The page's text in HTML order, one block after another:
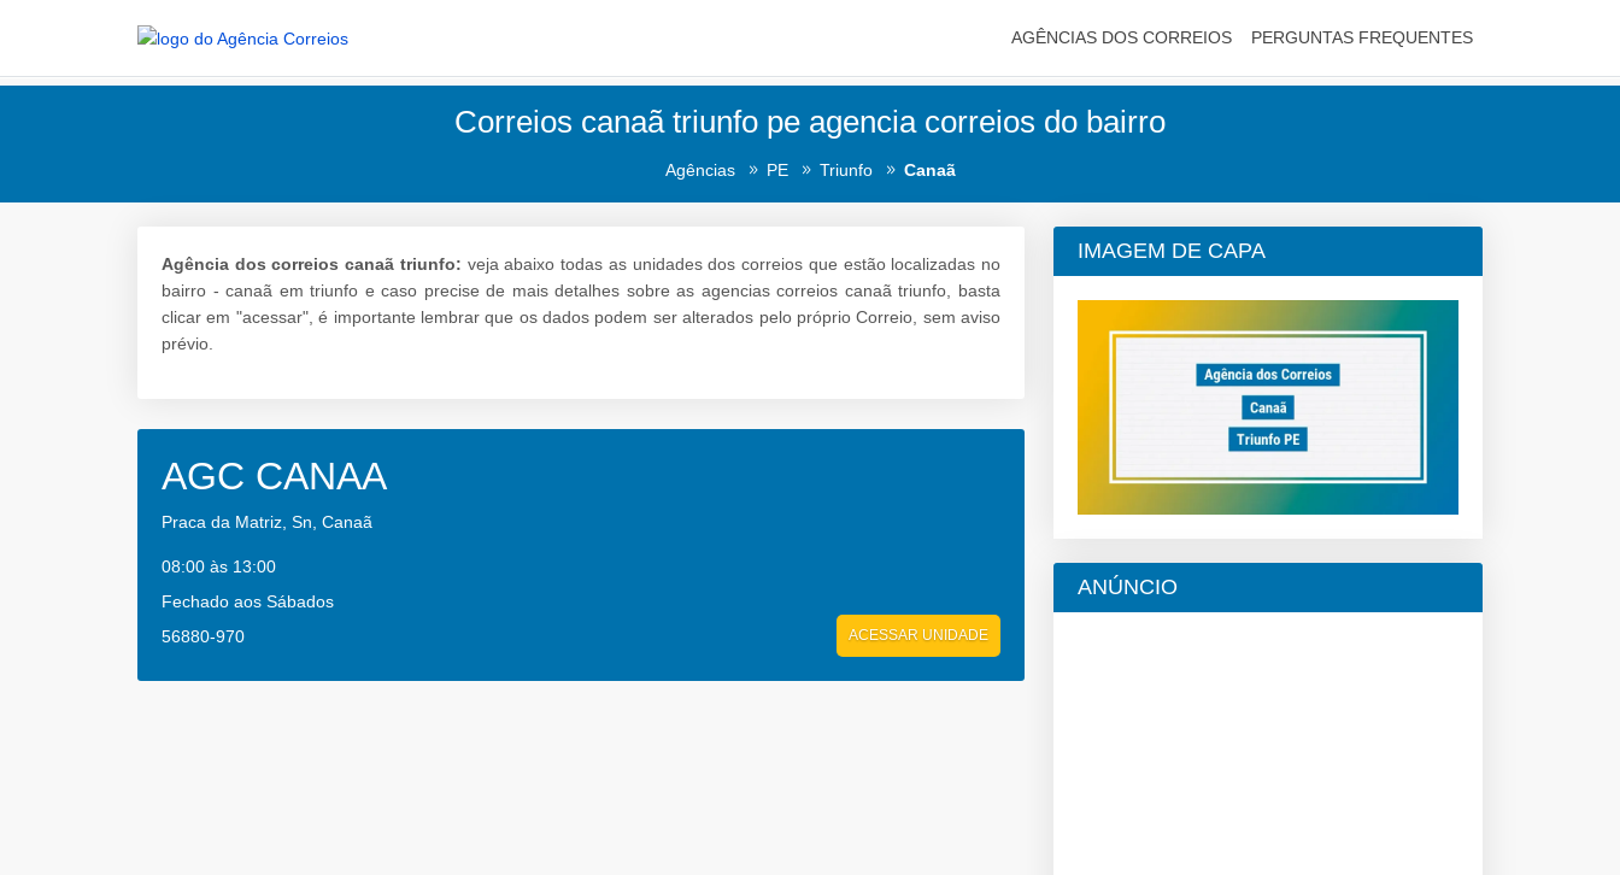
AGÊNCIAS DOS CORREIOS PERGUNTAS FREQUENTES
Correios canaã triunfo pe agencia correios do bairro
Agências PE Triunfo Canaã
Agência dos correios canaã triunfo: veja abaixo todas as unidades dos correios que estão localizadas no
bairro - canaã em triunfo e caso precise de mais detalhes sobre as agencias correios canaã triunfo, basta
clicar em "acessar", é importante lembrar que os dados podem ser alterados pelo próprio Correio, sem aviso
prévio.
AGC CANAA
Praca da Matriz, Sn, Canaã
08:00 às 13:00
Fechado aos Sábados
56880-970
ACESSAR UNIDADE
IMAGEM DE CAPA
ANÚNCIO